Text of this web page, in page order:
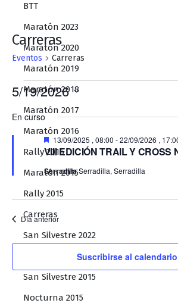
BTT
Maratón 2023
Maratón 2020
Maratón 2019
Maratón 2018
Maratón 2017
Maratón 2016
Rally 2016
Maratón 2015
Rally 2015
Carreras
San Silvestre 2022
Nocturna 2016
San Silvestre 2015
Nocturna 2015
Carreras
Eventos Carreras
Eventos
en
19/05/2026
5/19/2026
Selecciona
la
fecha.
En curso
VIII EDICIÓN TRAIL Y CROSS
Destacado
13/09/2025 , 08:00 -22/09/2026 ,
SerradillaSerradilla, Serradilla
Día anterior
Suscribirse al calendario